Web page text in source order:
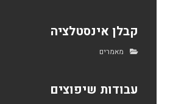
קבלן אינסטלציה
מאמרים
עבודות שיפוצים